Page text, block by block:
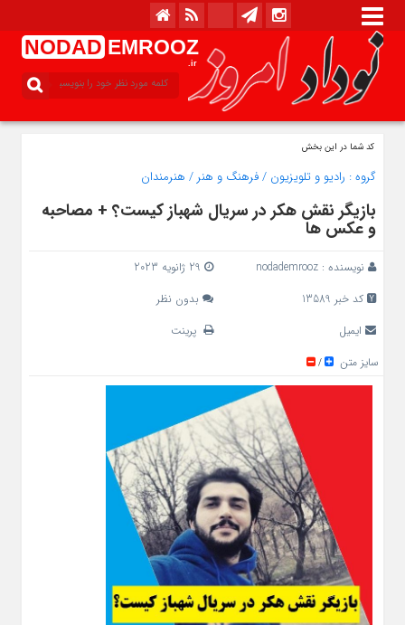
NODAD EMROOZ
.ir
کد شما در این بخش
گروه : رادیو و تلویزیون /فرهنگ و هنر / هنرمندان
بازیگر نقش هکر در سریال شهباز کیست؟ + مصاحبه
و عکس ها
نویسنده : nodademrooz
کد خبر 13589
بدون نظر
ایمیل
پرینت
سایز متن
/